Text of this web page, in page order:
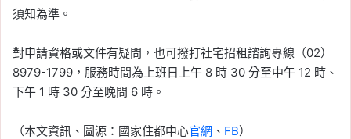
須知為準。
對申請資格或文件有疑問，也可撥打社宅招租諮詢專線（02）
8979-1799，服務時間為上班日上午 8 時 30 分至中午 12 時、
下午 1 時 30 分至晚間 6 時。
（本文資訊、圖源：國家住都中心官網 、 FB）